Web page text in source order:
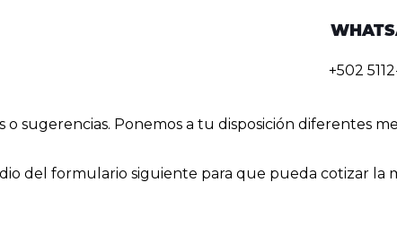
+502
sugerencias. Ponemos a tu disposición diferentes
del formulario siguiente para que pueda cotizar la